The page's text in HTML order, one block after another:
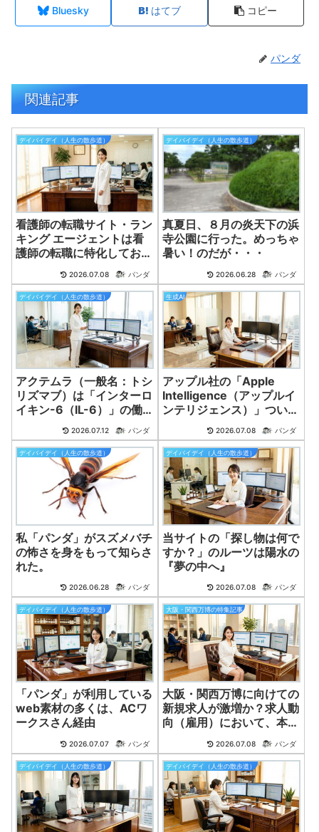
Bluesky はてブ コピー
パンダ
関連記事
デイバイデイ（人生の散歩道）
看護師の転職サイト・ラン
キング エージェントは看
護師の転職に特化してお
り、業界の知識や経験を活
かして最適な求人を紹介し
てくれます。
2026.07.08 パンダ
デイバイデイ（人生の散歩道）
真夏日、８月の炎天下の浜
寺公園に行った。めっちゃ
暑い！のだが・・・
2026.06.28 パンダ
デイバイデイ（人生の散歩道）
アクテムラ（一般名：トシ
リズマブ）は「インターロ
イキン-6（IL-6）」の働
2026.07.12 パンダ
生成AI
アップル社の「Apple
Intelligence（アップルイ
ンテリジェンス）」ついに
2026.07.08 パンダ
デイバイデイ（人生の散歩道）
私「パンダ」がスズメバチ
の怖さを身をもって知らさ
れた。
2026.06.28 パンダ
デイバイデイ（人生の散歩道）
当サイトの「探し物は何で
すか？」のルーツは陽水の
『夢の中へ』
2026.07.08 パンダ
デイバイデイ（人生の散歩道）
「パンダ」が利用している
web素材の多くは、ACワ
ークスさん経由
2026.07.07 パンダ
大阪・関西万博の特集記事
大阪・関西万博に向けての
新規求人が激増か？求人動
向（雇用）において、本年
２０２５年１月に入り、開
催に向けた求人が予想通り
急増している。
2026.07.08 パンダ
デイバイデイ（人生の散歩道） デイバイデイ（人生の散歩道）